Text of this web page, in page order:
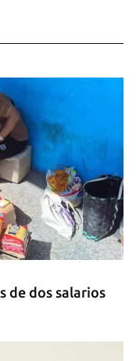
en ataques
de Kiev
de dos salarios